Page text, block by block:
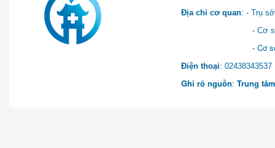
Địa chỉ cơ quan: - Trụ
- Cơ sở 2: Khu Hành
- Cơ sở 3: Số 1 Ngõ 2
Điện thoại:
Ghi rõ nguồn: Trung